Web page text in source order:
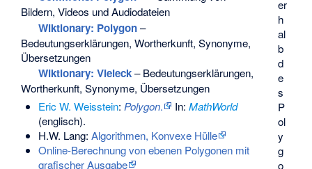
er
h
al
b
d
e
s
P
ol
y
g
o
Bildern, Videos und Audiodateien
Wiktionary: Polygon–
Bedeutungserklärungen, Wortherkunft, Synonyme,
Übersetzungen
Wiktionary: Vieleck– Bedeutungserklärungen,
Wortherkunft, Synonyme, Übersetzungen
Eric W. Weisstein: Polygon. In: MathWorld
(englisch).
H.W. Lang: Algorithmen, Konvexe Hülle
Online-Berechnung von ebenen Polygonen mit
grafischer Ausgabe